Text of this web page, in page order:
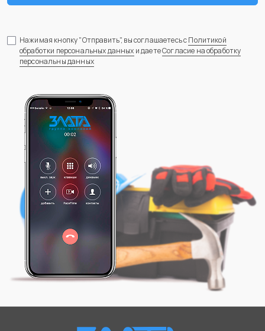
Нажимая кнопку "Отправить", вы соглашаетесь сПолитикой
обработки персональных данных и даетеСогласие на обработку
персональны данных